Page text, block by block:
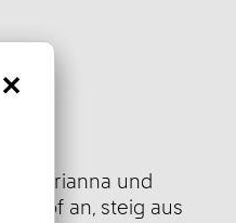
Arianna und
im Hof an, steig aus